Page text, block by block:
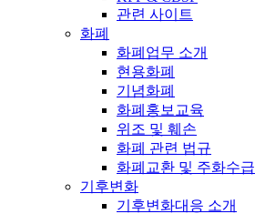
관련 사이트
화폐
화폐업무 소개
현용화폐
기념화폐
화폐홍보교육
위조 및 훼손
화폐 관련 법규
화폐교환 및 주화수급
기후변화
기후변화대응 소개